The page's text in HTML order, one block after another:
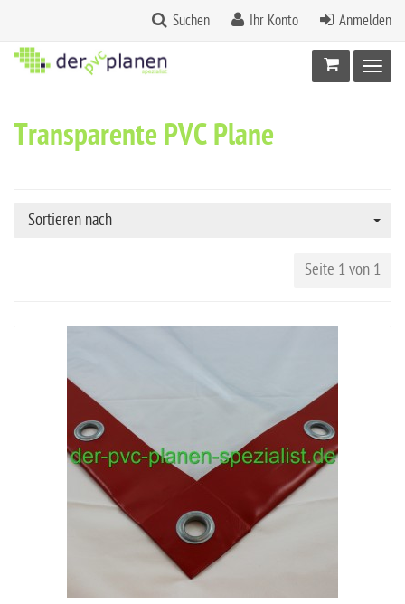
Suchen Ihr Konto Anmelden
Warenkorb
Transparente PVC Plane
Sortieren nach
Seite 1 von 1